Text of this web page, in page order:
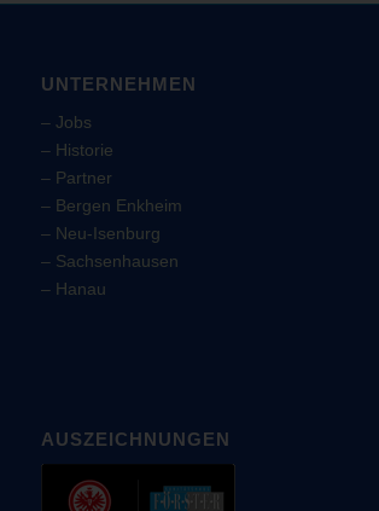
UNTERNEHMEN
– Jobs
– Historie
– Partner
– Bergen Enkheim
– Neu-Isenburg
– Sachsenhausen
– Hanau
AUSZEICHNUNGEN